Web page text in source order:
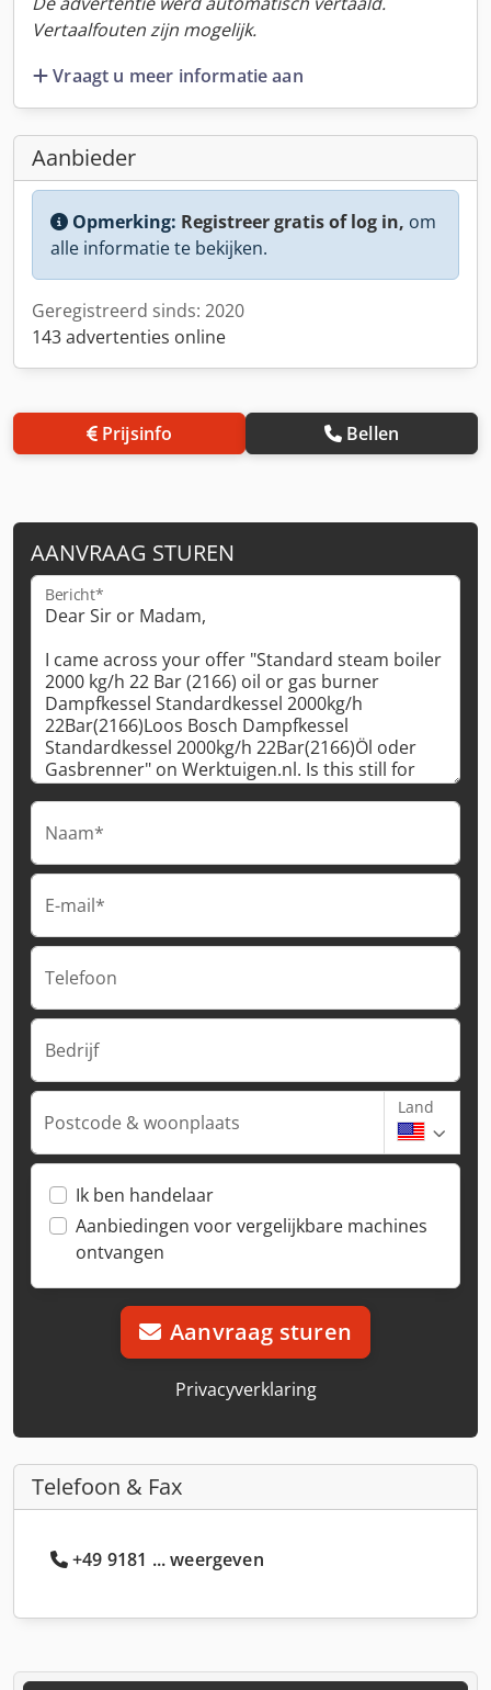
Vertaalfouten zijn mogelijk.
Vraagt u meer informatie aan
Aanbieder
Opmerking: Registreer gratis of log in, om
alle informatie te bekijken.
Geregistreerd sinds: 2020
143 advertenties online
Prijsinfo Bellen
AANVRAAG STUREN
Bericht*
Naam*
E-mail*
Telefoon
Bedrijf
Postcode & woonplaats
Land
Ik ben handelaar
Aanbiedingen voor vergelijkbare machines
ontvangen
Aanvraag sturen
Privacyverklaring
Telefoon & Fax
+49 9181 ... weergeven